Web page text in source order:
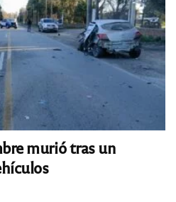
murió tras un